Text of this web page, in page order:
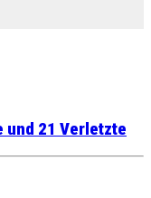
und 21 Verletzte